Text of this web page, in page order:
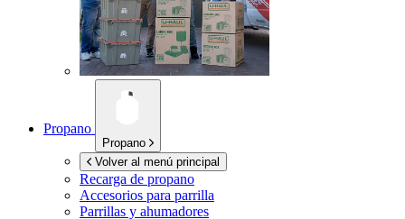
Propano
Propano
Volver al menú principal
Recarga de propano
Accesorios para parrilla
Parrillas y ahumadores